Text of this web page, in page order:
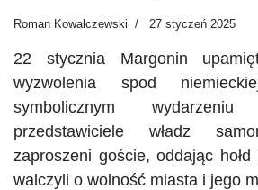
Roman Kowalczewski 27 styczeń 2025
22 stycznia Margonin
wyzwolenia spod
symbolicznym
przedstawiciele władz
zaproszeni goście, oddając
walczyli o wolność miasta i jego